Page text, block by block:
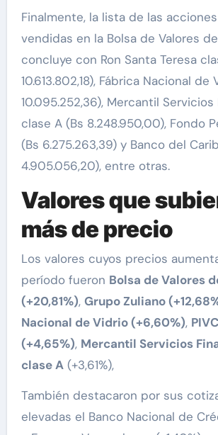
Finalmente, la lista de las
vendidas en la Bolsa de Valores
concluye con Ron Santa Teresa
10.613.802,18), Fábrica Nacional de
10.095.252,36), Mercantil
clase A (Bs 8.248.950,00), Fondo
(Bs 6.275.263,39) y Banco del
4.905.056,20), entre otras.
Valores que
más de precio
Los valores cuyos precios
período fueron Bolsa de Valores
(+20,81%), Grupo Zuliano
Nacional de Vidrio (+6,60%),
(+4,65%), Mercantil Servicios
clase A(+3,61%),
También destacaron por sus
elevadas el Banco Nacional de